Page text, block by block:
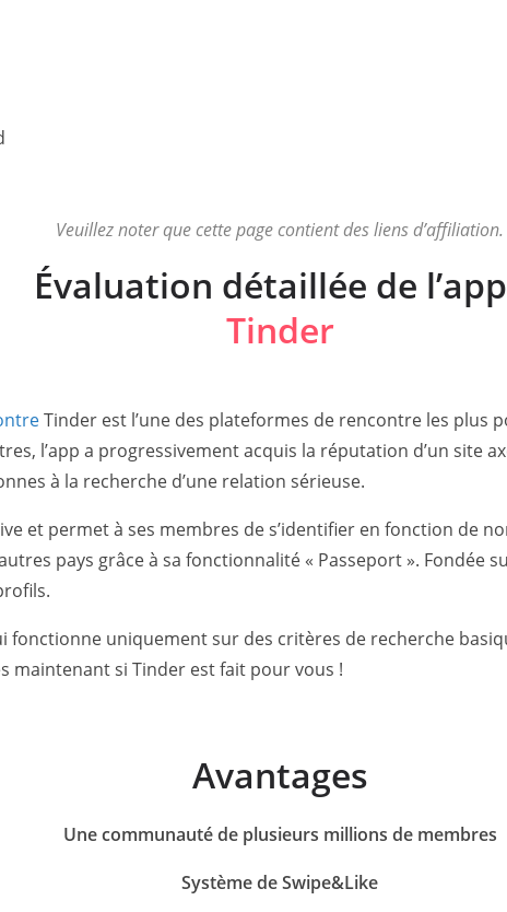
Veuillez noter que cette page contient des liens d’affiliation.
Évaluation détaillée de
Tinder
Tinder est l’une des plateformes de rencontre les plus
l’app a progressivement acquis la réputation d’un site
à la recherche d’une relation sérieuse.
et permet à ses membres de s’identifier en fonction de
pays grâce à sa fonctionnalité « Passeport ». Fondée
fonctionne uniquement sur des critères de recherche
maintenant si Tinder est fait pour vous !
Avantages
Une communauté de plusieurs millions de membres
Système de Swipe&Like